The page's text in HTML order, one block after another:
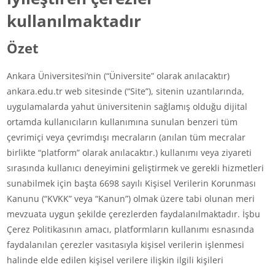
kullanılmaktadır
Özet
Ankara Üniversitesi’nin (“Üniversite” olarak anılacaktır)
ankara.edu.tr web sitesinde (“Site”), sitenin uzantılarında,
uygulamalarda yahut üniversitenin sağlamış olduğu dijital
ortamda kullanıcıların kullanımına sunulan benzeri tüm
çevrimiçi veya çevrimdışı mecraların (anılan tüm mecralar
birlikte “platform” olarak anılacaktır.) kullanımı veya ziyareti
sırasında kullanıcı deneyimini geliştirmek ve gerekli hizmetleri
sunabilmek için başta 6698 sayılı Kişisel Verilerin Korunması
Kanunu (“KVKK” veya “Kanun”) olmak üzere tabi olunan meri
mevzuata uygun şekilde çerezlerden faydalanılmaktadır. İşbu
Çerez Politikasının amacı, platformların kullanımı esnasında
faydalanılan çerezler vasıtasıyla kişisel verilerin işlenmesi
halinde elde edilen kişisel verilere ilişkin ilgili kişileri